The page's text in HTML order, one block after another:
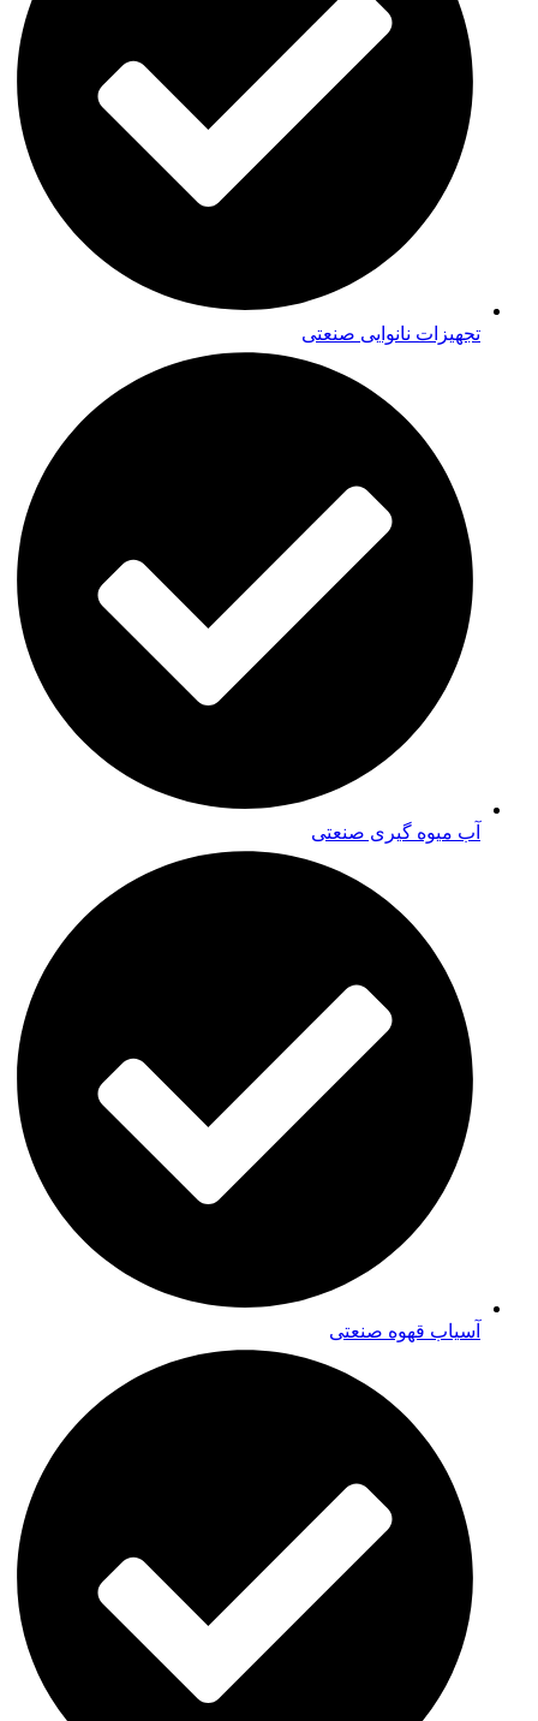
تجهیزات نانوایی صنعتی
آب میوه گیری صنعتی
آسیاب قهوه صنعتی